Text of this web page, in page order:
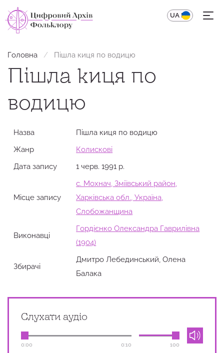
UA EN
Головна Пішла киця по водицю
Пішла киця по
водицю
Назва
Пішла киця по водицю
Жанр
Колискові
Дата запису
1 черв. 1991 р.
Місце запису
с. Мохнач, Зміївський район,
Харківська обл., Україна,
Слобожанщина
Виконавці
Гордієнко Олександра Гаврилівна
(1904)
Збирачi
Дмитро Лебединський, Олена
Балака
Слухати аудіо
0:00 0:10 100